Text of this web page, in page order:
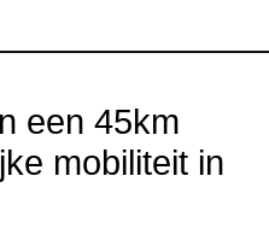
een 45km
mobiliteit in